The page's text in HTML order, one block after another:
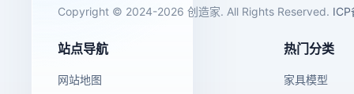
Copyright © 2024-2026 创造家. All Rights Reserved. ICP
站点导航
网站地图
热门分类
家具模型